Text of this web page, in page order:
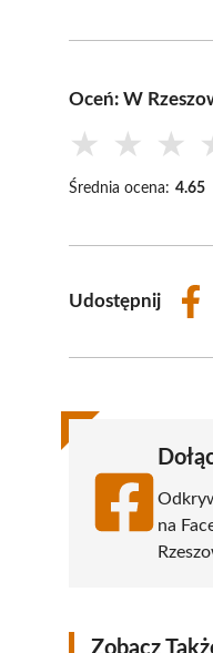
Oceń: W
★ ★ ★
Średnia ocena: 4.65
Udostępnij
na
Zobacz